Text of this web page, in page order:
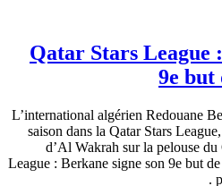
Qatar Stars League
9e but
L’international algérien Redouane
saison dans la Qatar Stars
d’Al Wakrah sur la pelouse
League : Berkane signe son 9e but